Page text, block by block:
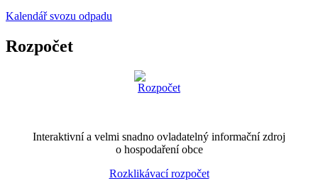
Kalendář svozu odpadu
Rozpočet
Interaktivní a velmi snadno ovladatelný informační zdroj
o hospodaření obce
Rozklikávací rozpočet